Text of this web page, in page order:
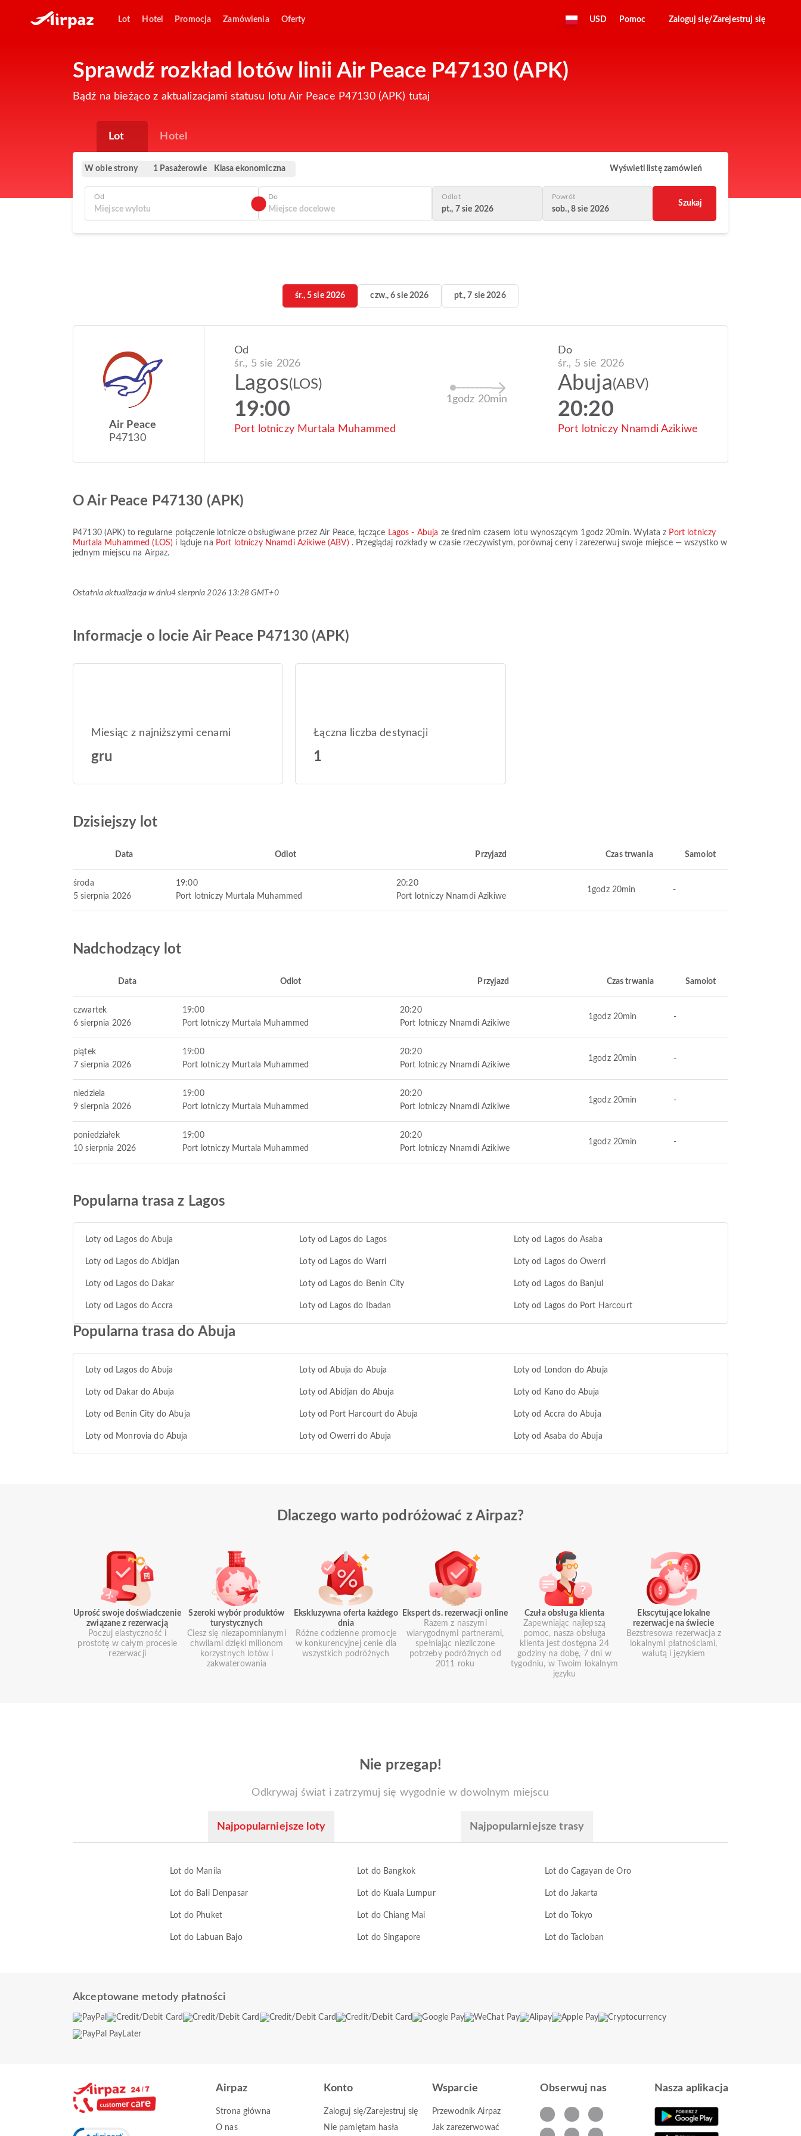
Lot Hotel Promocja Zamówienia Oferty USD Pomoc Zaloguj się/Zarejestruj się
Sprawdź rozkład lotów linii Air Peace P47130 (APK)
Bądź na bieżąco z aktualizacjami statusu lotu Air Peace P47130 (APK) tutaj
Lot Hotel
W obie strony 1 Pasażerowie Klasa ekonomiczna Wyświetl listę zamówień
Od Do Odlot
pt., 7 sie 2026
Powrót
sob., 8 sie 2026
Szukaj
śr., 5 sie 2026 czw., 6 sie 2026 pt., 7 sie 2026
Air Peace
P47130
Od
śr., 5 sie 2026
Lagos(LOS)
19:00
Port lotniczy Murtala Muhammed
1godz 20min
Do
śr., 5 sie 2026
Abuja(ABV)
20:20
Port lotniczy Nnamdi Azikiwe
O Air Peace P47130 (APK)
P47130(APK) to regularne połączenie lotnicze obsługiwane przez Air Peace, łączące Lagos - Abuja ze średnim czasem lotu wynoszącym 1godz 20min. Wylata z Port lotniczy
Murtala Muhammed (LOS) i ląduje na Port lotniczy Nnamdi Azikiwe (ABV) . Przeglądaj rozkłady w czasie rzeczywistym, porównaj ceny i zarezerwuj swoje miejsce — wszystko w
jednym miejscu na Airpaz.
Ostatnia aktualizacja w dniu4 sierpnia 2026 13:28 GMT+0
Informacje o locie Air Peace P47130 (APK)
Miesiąc z najniższymi cenami
gru
Łączna liczba destynacji
1
Dzisiejszy lot
Data Odlot Przyjazd Czas trwania Samolot
środa
5 sierpnia 2026
19:00
Port lotniczy Murtala Muhammed
20:20
Port lotniczy Nnamdi Azikiwe
1godz 20min -
Nadchodzący lot
Data Odlot Przyjazd Czas trwania Samolot
czwartek
6 sierpnia 2026
19:00
Port lotniczy Murtala Muhammed
20:20
Port lotniczy Nnamdi Azikiwe
1godz 20min -
piątek
7 sierpnia 2026
19:00
Port lotniczy Murtala Muhammed
20:20
Port lotniczy Nnamdi Azikiwe
1godz 20min -
niedziela
9 sierpnia 2026
19:00
Port lotniczy Murtala Muhammed
20:20
Port lotniczy Nnamdi Azikiwe
1godz 20min -
poniedziałek
10 sierpnia 2026
19:00
Port lotniczy Murtala Muhammed
20:20
Port lotniczy Nnamdi Azikiwe
1godz 20min -
Popularna trasa z Lagos
Loty od Lagos do Abuja Loty od Lagos do Lagos Loty od Lagos do Asaba
Loty od Lagos do Abidjan Loty od Lagos do Warri Loty od Lagos do Owerri
Loty od Lagos do Dakar Loty od Lagos do Benin City Loty od Lagos do Banjul
Loty od Lagos do Accra Loty od Lagos do Ibadan Loty od Lagos do Port Harcourt
Popularna trasa do Abuja
Loty od Lagos do Abuja Loty od Abuja do Abuja Loty od London do Abuja
Loty od Dakar do Abuja Loty od Abidjan do Abuja Loty od Kano do Abuja
Loty od Benin City do Abuja Loty od Port Harcourt do Abuja Loty od Accra do Abuja
Loty od Monrovia do Abuja Loty od Owerri do Abuja Loty od Asaba do Abuja
Dlaczego warto podróżować z Airpaz?
Uprość swoje doświadczenie
związane z rezerwacją
Poczuj elastyczność i
prostotę w całym procesie
rezerwacji
Szeroki wybór produktów
turystycznych
Ciesz się niezapomnianymi
chwilami dzięki milionom
korzystnych lotów i
zakwaterowania
Ekskluzywna oferta każdego
dnia
Różne codzienne promocje
w konkurencyjnej cenie dla
wszystkich podróżnych
Ekspert ds. rezerwacji online
Razem z naszymi
wiarygodnymi partnerami,
spełniając niezliczone
potrzeby podróżnych od
2011 roku
Czuła obsługa klienta
Zapewniając najlepszą
pomoc, nasza obsługa
klienta jest dostępna 24
godziny na dobę, 7 dni w
tygodniu, w Twoim lokalnym
języku
Ekscytujące lokalne
rezerwacje na świecie
Bezstresowa rezerwacja z
lokalnymi płatnościami,
walutą i językiem
Nie przegap!
Odkrywaj świat i zatrzymuj się wygodnie w dowolnym miejscu
Najpopularniejsze loty Najpopularniejsze trasy
Lot do Manila Lot do Bangkok Lot do Cagayan de Oro
Lot do Bali Denpasar Lot do Kuala Lumpur Lot do Jakarta
Lot do Phuket Lot do Chiang Mai Lot do Tokyo
Lot do Labuan Bajo Lot do Singapore Lot do Tacloban
Akceptowane metody płatności
Airpaz
Strona główna
O nas
Konto
Zaloguj się/Zarejestruj się
Nie pamiętam hasła
Wsparcie
Przewodnik Airpaz
Jak zarezerwować
Obserwuj nas Nasza aplikacja